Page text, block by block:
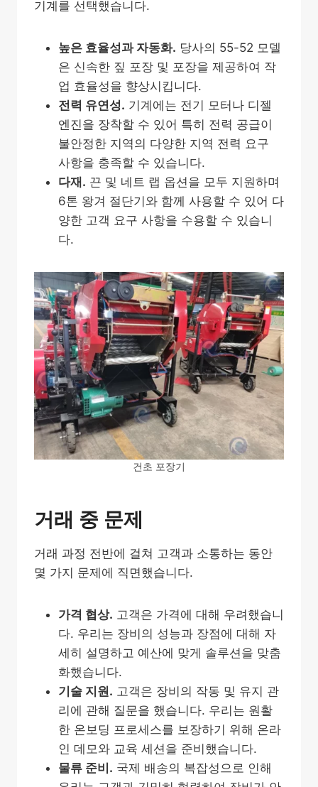
기계를 선택했습니다.
높은 효율성과 자동화. 당사의 55-52 모델
은 신속한 짚 포장 및 포장을 제공하여 작
업 효율성을 향상시킵니다.
전력 유연성. 기계에는 전기 모터나 디젤
엔진을 장착할 수 있어 특히 전력 공급이
불안정한 지역의 다양한 지역 전력 요구
사항을 충족할 수 있습니다.
다재. 끈 및 네트 랩 옵션을 모두 지원하며
6톤 왕겨 절단기와 함께 사용할 수 있어 다
양한 고객 요구 사항을 수용할 수 있습니
다.
건초 포장기
거래 중 문제
거래 과정 전반에 걸쳐 고객과 소통하는 동안
몇 가지 문제에 직면했습니다.
가격 협상. 고객은 가격에 대해 우려했습니
다. 우리는 장비의 성능과 장점에 대해 자
세히 설명하고 예산에 맞게 솔루션을 맞춤
화했습니다.
기술 지원. 고객은 장비의 작동 및 유지 관
리에 관해 질문을 했습니다. 우리는 원활
한 온보딩 프로세스를 보장하기 위해 온라
인 데모와 교육 세션을 준비했습니다.
물류 준비. 국제 배송의 복잡성으로 인해